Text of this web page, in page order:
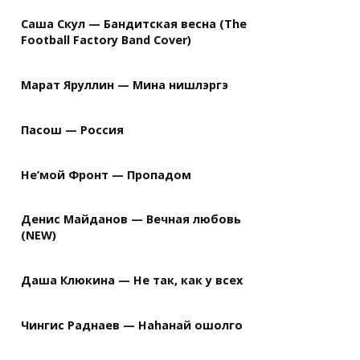
Саша Скул — Бандитская весна (The
Football Factory Band Cover)
Марат Яруллин — Мина нишлэргэ
Пасош — Россия
Не’мой Фронт — Пропадом
Денис Майданов — Вечная любовь
(NEW)
Даша Клюкина — Не так, как у всех
Чингис Раднаев — Наhанай ошолго